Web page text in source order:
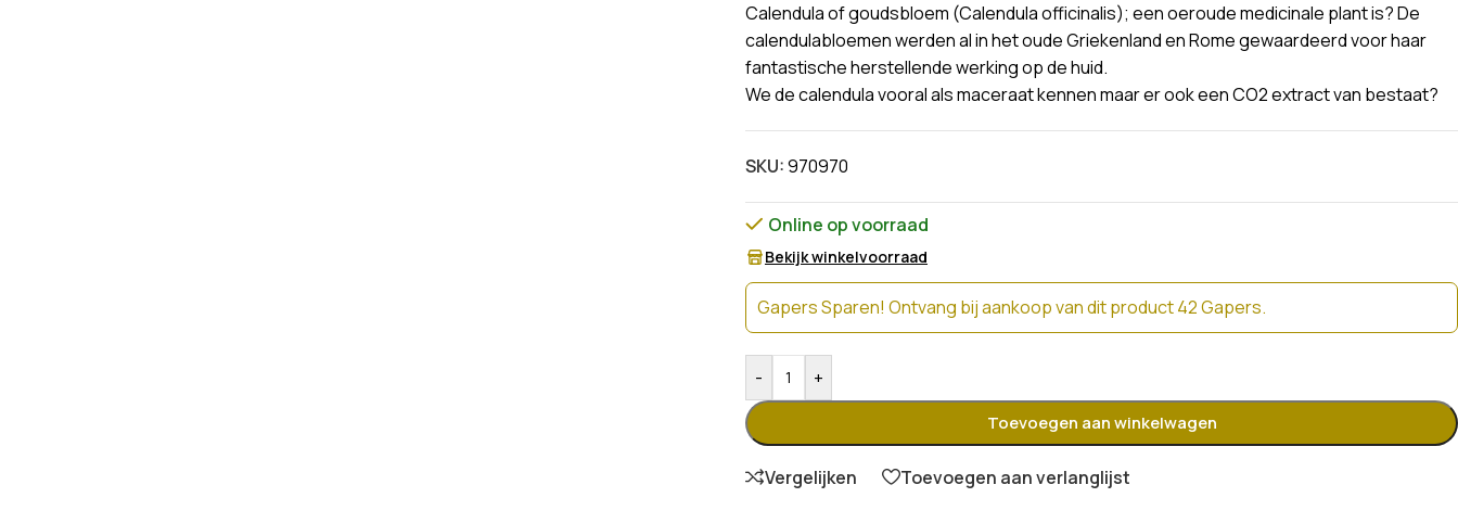
Calendula of goudsbloem (Calendula officinalis); een oeroude medicinale plant is? De
calendulabloemen werden al in het oude Griekenland en Rome gewaardeerd voor haar
fantastische herstellende werking op de huid.
We de calendula vooral als maceraat kennen maar er ook een CO2 extract van bestaat?
SKU:970970
Online op voorraad
Bekijk winkelvoorraad
Gapers Sparen! Ontvang bij aankoop van dit product 42 Gapers.
- +
Toevoegen aan winkelwagen
Vergelijken Toevoegen aan verlanglijst